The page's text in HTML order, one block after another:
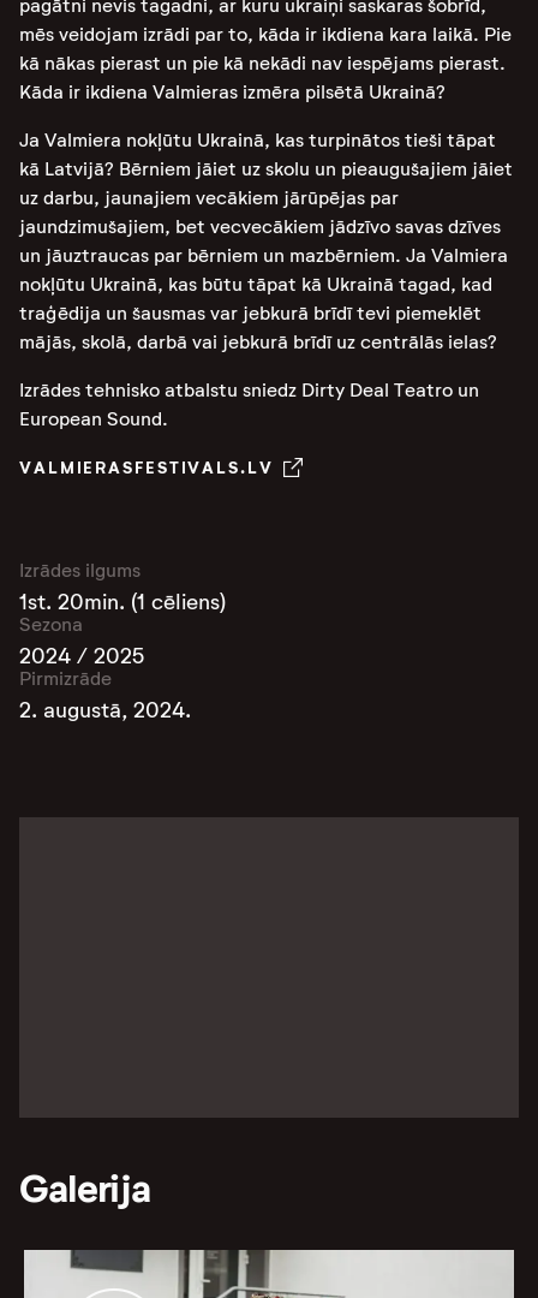
pagātni nevis tagadni, ar kuru ukraiņi saskaras šobrīd,
mēs veidojam izrādi par to, kāda ir ikdiena kara laikā. Pie
kā nākas pierast un pie kā nekādi nav iespējams pierast.
Kāda ir ikdiena Valmieras izmēra pilsētā Ukrainā?
Ja Valmiera nokļūtu Ukrainā, kas turpinātos tieši tāpat
kā Latvijā? Bērniem jāiet uz skolu un pieaugušajiem jāiet
uz darbu, jaunajiem vecākiem jārūpējas par
jaundzimušajiem, bet vecvecākiem jādzīvo savas dzīves
un jāuztraucas par bērniem un mazbērniem. Ja Valmiera
nokļūtu Ukrainā, kas būtu tāpat kā Ukrainā tagad, kad
traģēdija un šausmas var jebkurā brīdī tevi piemeklēt
mājās, skolā, darbā vai jebkurā brīdī uz centrālās ielas?
Izrādes tehnisko atbalstu sniedz Dirty Deal Teatro un
European Sound.
VALMIERASFESTIVALS.LV
Izrādes ilgums
1st. 20min. (1 cēliens)
Sezona
2024 / 2025
Pirmizrāde
2. augustā, 2024.
Galerija